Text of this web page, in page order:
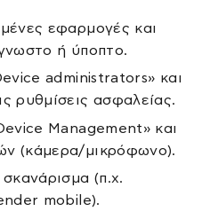
εφαρμογές και
ή ύποπτο.
administrators» και
ρυθμίσεις ασφαλείας.
Management» και
(κάμερα/μικρόφωνο).
(π.χ.
mobile).